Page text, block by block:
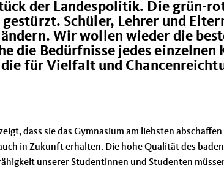
der Landespolitik. Die grün-
gestürzt. Schüler, Lehrer und
Wir wollen wieder die
die Bedürfnisse jedes einzelnen
für Vielfalt und
dass sie das Gymnasium am liebsten
in Zukunft erhalten. Die hohe Qualität des
unserer Studentinnen und Studenten